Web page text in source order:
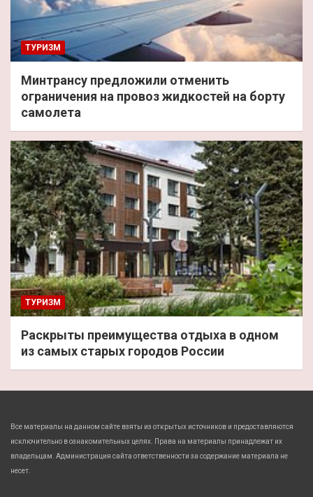
ТУРИЗМ
Минтрансу предложили отменить
ограничения на провоз жидкостей на борту
самолета
ТУРИЗМ
Раскрыты преимущества отдыха в одном
из самых старых городов России
Все материалы на данном сайте взяты из открытых источников и предоставляются
исключительно в ознакомительных целях. Права на материалы принадлежат их
владельцам. Администрация сайта ответственности за содержание материала не
несет.